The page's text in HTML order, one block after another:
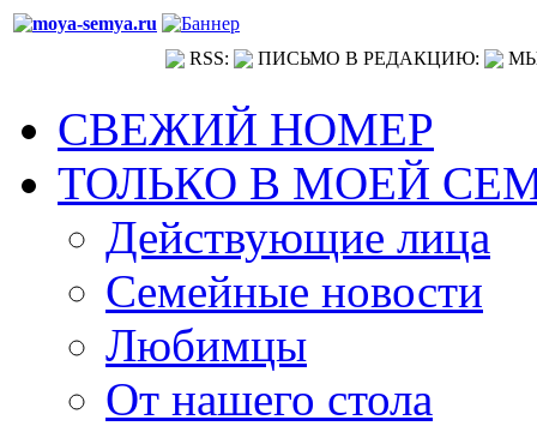
RSS: ПИСЬМО В РЕДАКЦИЮ:
СВЕЖИЙ НОМЕР
ТОЛЬКО В МОЕЙ
Действующие лица
Семейные новости
Любимцы
От нашего стола